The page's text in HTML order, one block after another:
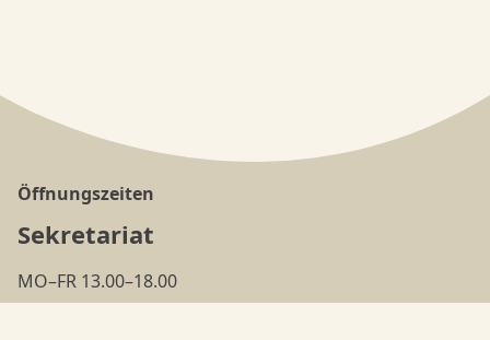
Öffnungszeiten
Sekretariat
MO–FR 13.00–18.00